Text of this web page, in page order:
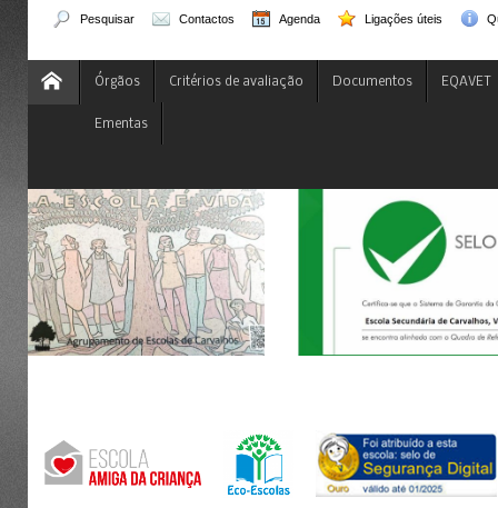
Pesquisar Contactos Agenda Ligações úteis
Órgãos Critérios de avaliação Documentos EQAVET
Ementas